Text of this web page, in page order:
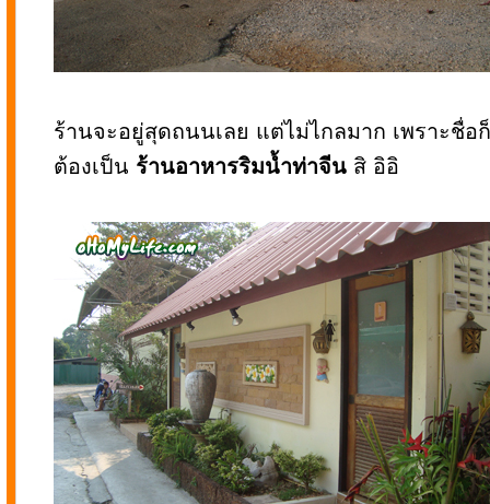
ร้านจะอยู่สุดถนนเลย แต่ไม่ไกลมาก เพราะชื่อ
ต้องเป็น ร้านอาหารริมน้ำท่าจีน สิ อิอิ